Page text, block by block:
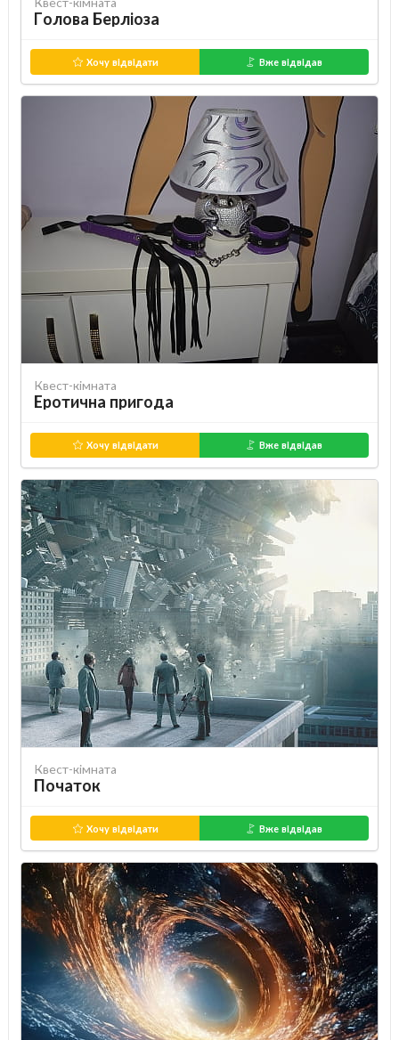
Голова Берліоза
Хочу відвідати Вже відвідав
Квест-кімната
Еротична пригода
Хочу відвідати Вже відвідав
Квест-кімната
Початок
Хочу відвідати Вже відвідав